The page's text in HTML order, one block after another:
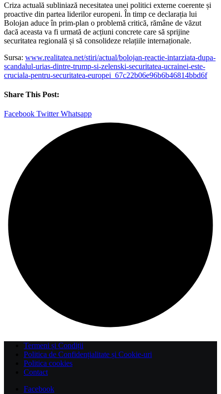
Criza actuală subliniază necesitatea unei politici externe coerente și
proactive din partea liderilor europeni. În timp ce declarația lui
Bolojan aduce în prim-plan o problemă critică, rămâne de văzut
dacă aceasta va fi urmată de acțiuni concrete care să sprijine
securitatea regională și să consolideze relațiile internaționale.
Sursa: www.realitatea.net/stiri/actual/bolojan-reactie-intarziata-dupa-
scandalul-urias-dintre-trump-si-zelenski-securitatea-ucrainei-este-
cruciala-pentru-securitatea-europei_67c22b06e96b6b46814bbd6f
Share This Post:
Facebook Twitter Whatsapp
Termeni și Condiții
Politica de Confidențialitate și Cookie-uri
Politica cookies
Contact
Facebook